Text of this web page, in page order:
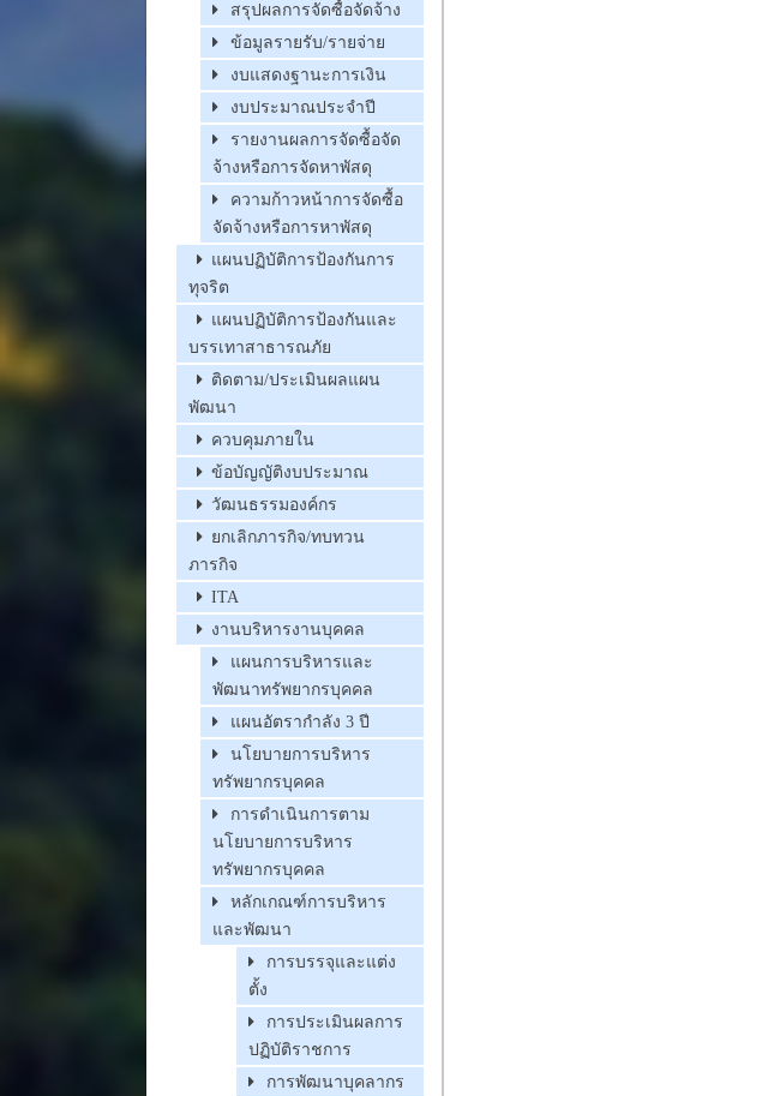
สรุปผลการจัดซื้อจัดจ้าง
ข้อมูลรายรับ/รายจ่าย
งบแสดงฐานะการเงิน
งบประมาณประจำปี
รายงานผลการจัดซื้อจัด
จ้างหรือการจัดหาพัสดุ
ความก้าวหน้าการจัดซื้อ
จัดจ้างหรือการหาพัสดุ
แผนปฏิบัติการป้องกันการ
ทุจริต
แผนปฏิบัติการป้องกันและ
บรรเทาสาธารณภัย
ติดตาม/ประเมินผลแผน
พัฒนา
ควบคุมภายใน
ข้อบัญญัติงบประมาณ
วัฒนธรรมองค์กร
ยกเลิกภารกิจ/ทบทวน
ภารกิจ
ITA
งานบริหารงานบุคคล
แผนการบริหารและ
พัฒนาทรัพยากรบุคคล
แผนอัตรากำลัง 3 ปี
นโยบายการบริหาร
ทรัพยากรบุคคล
การดำเนินการตาม
นโยบายการบริหาร
ทรัพยากรบุคคล
หลักเกณฑ์การบริหาร
และพัฒนา
การบรรจุและแต่ง
ตั้ง
การประเมินผลการ
ปฏิบัติราชการ
การพัฒนาบุคลากร